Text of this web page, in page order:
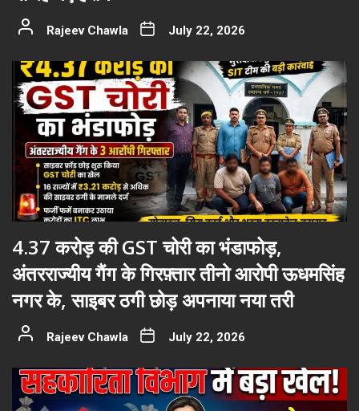
Rajeev Chawla July 22, 2026
4.37 करोड़ की GST चोरी का भंडाफोड़,
अंतरराज्यीय गैंग के गिरफ़्तार तीनो आरोपी ऊधमसिंह
नगर के, साइबर ठगी छोड़ अपनाया नया तरी
Rajeev Chawla July 22, 2026